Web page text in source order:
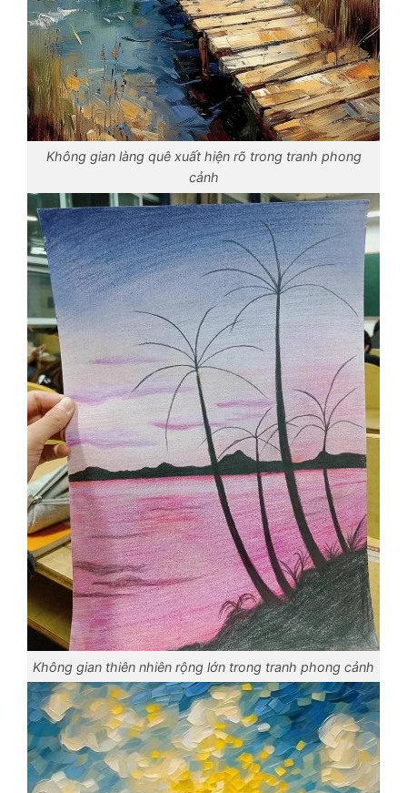
Không gian làng quê xuất hiện rõ trong tranh phong
cảnh
Không gian thiên nhiên rộng lớn trong tranh phong cảnh